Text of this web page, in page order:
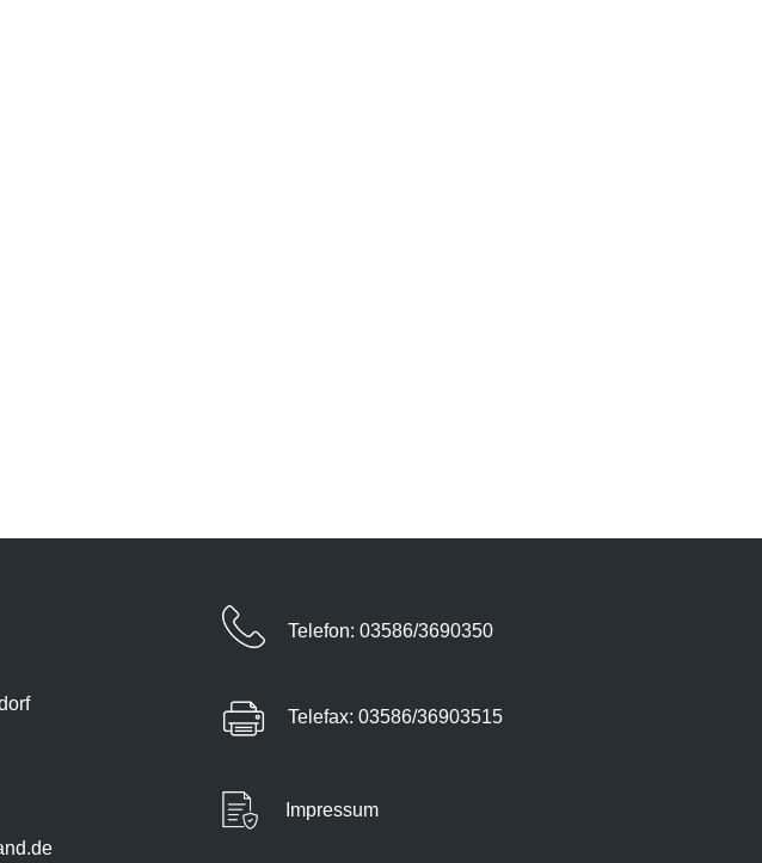
​Telefon: 03586/3690350
​Telefax: 03586/36903515
Impressum